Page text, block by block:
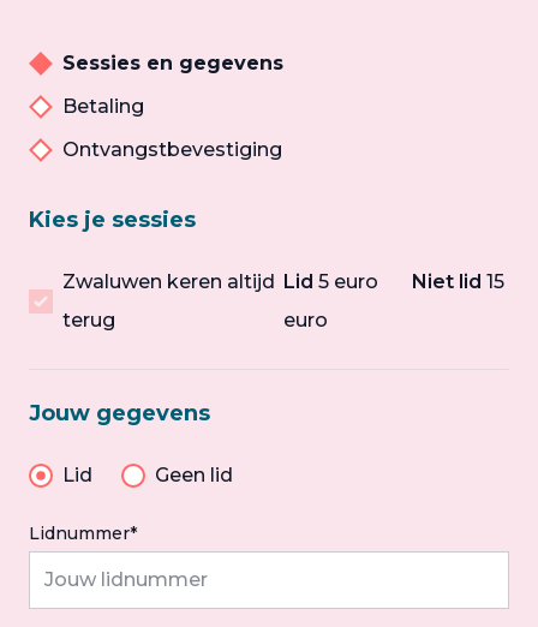
Sessies en gegevens
Betaling
Ontvangstbevestiging
Kies je sessies
Zwaluwen keren altijd
terug
Lid 5 euro Niet lid 15
euro
Jouw gegevens
Lid Geen lid
Lidnummer*